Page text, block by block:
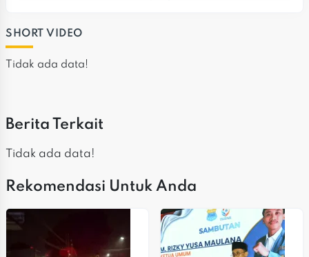
SHORT VIDEO
Tidak ada data!
Berita Terkait
Tidak ada data!
Rekomendasi Untuk Anda